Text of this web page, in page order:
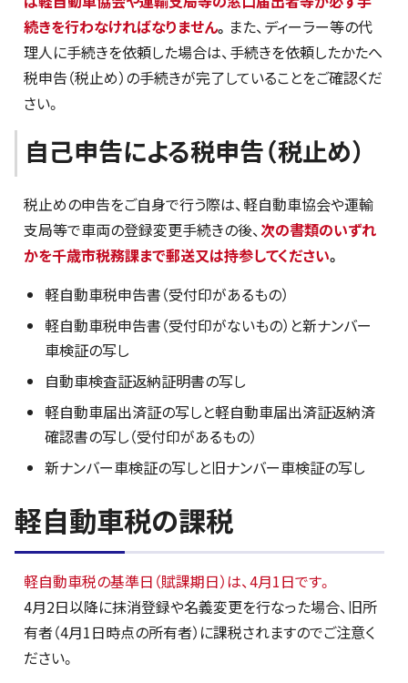
続きを行わなければなりません。 また、ディーラー等の代
理人に手続きを依頼した場合は、手続きを依頼したかたへ
税申告（税止め）の手続きが完了していることをご確認くだ
さい。
自己申告による税申告（税止め）
税止めの申告をご自身で行う際は、軽自動車協会や運輸
支局等で車両の登録変更手続きの後、次の書類のいずれ
かを千歳市税務課まで郵送又は持参してください。
軽自動車税申告書（受付印があるもの）
軽自動車税申告書（受付印がないもの）と新ナンバー
車検証の写し
自動車検査証返納証明書の写し
軽自動車届出済証の写しと軽自動車届出済証返納済
確認書の写し（受付印があるもの）
新ナンバー車検証の写しと旧ナンバー車検証の写し
軽自動車税の課税
軽自動車税の基準日（賦課期日）は、4月1日です。
4月2日以降に抹消登録や名義変更を行なった場合、旧所
有者（4月1日時点の所有者）に課税されますのでご注意く
ださい。